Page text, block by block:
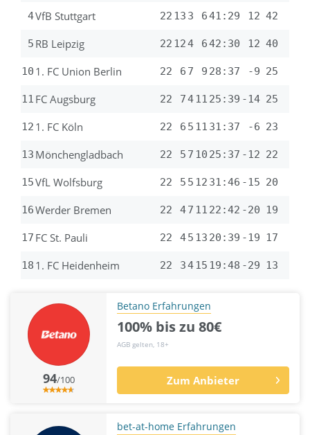
4VfB Stuttgart 22 13 3 641:29 12 42
5 RB Leipzig 22 124 642:30 12 40
10 1. FC Union Berlin 22 6 7 9 28:37 -9 25
11 FC Augsburg 22 7411 25:39 -14 25
12 1. FC Köln 22 6 5 11 31:37 -6 23
13 Mönchengladbach 22 5 7 10 25:37 -12 22
15VfL Wolfsburg 22 5 5 12 31:46 -15 20
16Werder Bremen 22 47 11 22:42 -20 19
17 FC St. Pauli 22 45 13 20:39 -19 17
18 1. FC Heidenheim 22 3415 19:48 -29 13
94/100
Betano Erfahrungen
100% bis zu 80€
AGB gelten, 18+
Zum Anbieter
bet-at-home Erfahrungen